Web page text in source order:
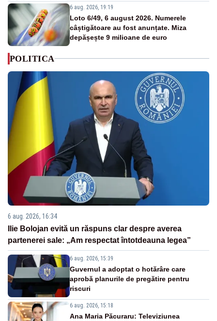
6 aug. 2026, 19:19
Loto 6/49, 6 august 2026. Numerele
câștigătoare au fost anunțate. Miza
depășește 9 milioane de euro
POLITICA
6 aug. 2026, 16:34
Ilie Bolojan evită un răspuns clar despre averea
partenerei sale: „Am respectat întotdeauna legea”
6 aug. 2026, 15:39
Guvernul a adoptat o hotărâre care
aprobă planurile de pregătire pentru
riscuri
6 aug. 2026, 15:18
Ana Maria Păcuraru: Televiziunea